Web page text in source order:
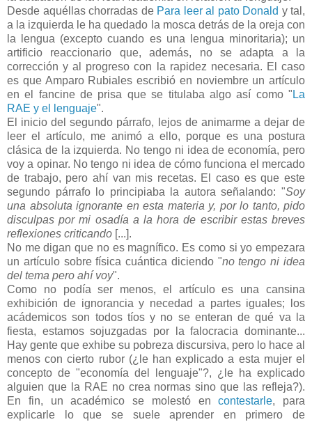
Desde aquéllas chorradas de Para leer al pato Donald y tal,
a la izquierda le ha quedado la mosca detrás de la oreja con
la lengua (excepto cuando es una lengua minoritaria); un
artificio reaccionario que, además, no se adapta a la
corrección y al progreso con la rapidez necesaria. El caso
es que Amparo Rubiales escribió en noviembre un artículo
en el fancine de prisa que se titulaba algo así como " La
RAE y el lenguaje".
El inicio del segundo párrafo, lejos de animarme a dejar de
leer el artículo, me animó a ello, porque es una postura
clásica de la izquierda. No tengo ni idea de economía, pero
voy a opinar. No tengo ni idea de cómo funciona el mercado
de trabajo, pero ahí van mis recetas. El caso es que este
segundo párrafo lo principiaba la autora señalando: "Soy
una absoluta ignorante en esta materia y, por lo tanto, pido
disculpas por mi osadía a la hora de escribir estas breves
reflexiones criticando [...].
No me digan que no es magnífico. Es como si yo empezara
un artículo sobre física cuántica diciendo "no tengo ni idea
del tema pero ahí voy".
Como no podía ser menos, el artículo es una cansina
exhibición de ignorancia y necedad a partes iguales; los
acádemicos son todos tíos y no se enteran de qué va la
fiesta, estamos sojuzgadas por la falocracia dominante...
Hay gente que exhibe su pobreza discursiva, pero lo hace al
menos con cierto rubor (¿le han explicado a esta mujer el
concepto de "economía del lenguaje"?, ¿le ha explicado
alguien que la RAE no crea normas sino que las refleja?).
En fin, un académico se molestó encontestarle, para
explicarle lo que se suele aprender en primero de